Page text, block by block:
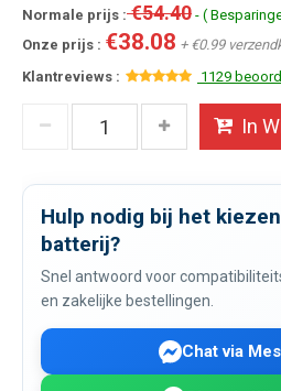
Normale prijs :€54.40 - (
Onze prijs : €38.08 + €0.99
Klantreviews :
1129
In
Hulp nodig bij het
batterij?
Snel antwoord voor
en zakelijke bestellingen.
Chat via